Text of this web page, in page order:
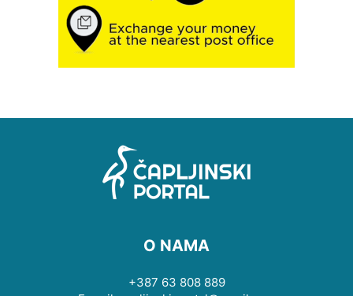
O NAMA
+387 63 808 889